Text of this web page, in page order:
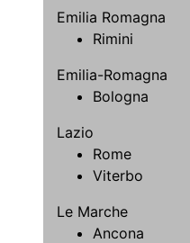
Emilia Romagna
Rimini
Emilia-Romagna
Bologna
Lazio
Rome
Viterbo
Le Marche
Ancona